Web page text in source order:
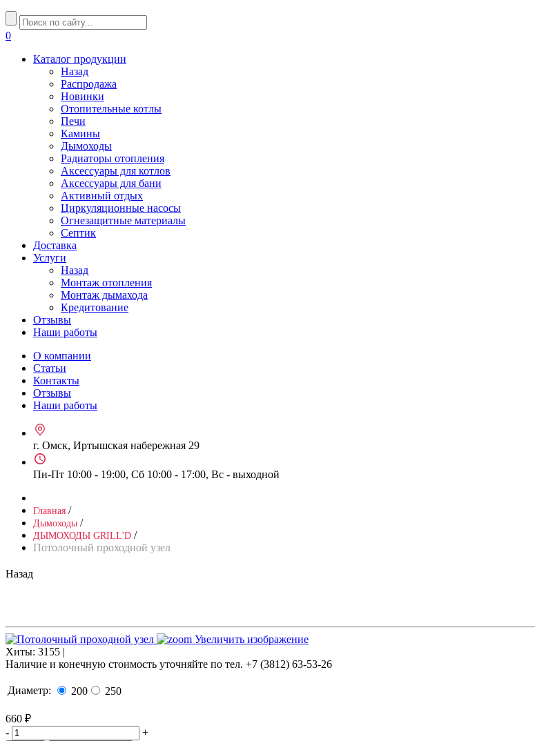
0
Каталог продукции
Назад
Распродажа
Новинки
Отопительные котлы
Печи
Камины
Дымоходы
Радиаторы отопления
Аксессуары для котлов
Аксессуары для бани
Активный отдых
Циркуляционные насосы
Огнезащитные материалы
Септик
Доставка
Услуги
Назад
Монтаж отопления
Монтаж дымахода
Кредитование
Отзывы
Наши работы
О компании
Статьи
Контакты
Отзывы
Наши работы
г. Омск, Иртышская набережная 29
Пн-Пт 10:00 - 19:00, Сб 10:00 - 17:00, Вс - выходной
Главная /
Дымоходы /
ДЫМОХОДЫ GRILL'D /
Потолочный проходной узел
Назад
Увеличить изображение
Хиты: 3155 |
Наличие и конечную стоимость уточняйте по тел. +7 (3812) 63-53-26
Диаметр: 200 250
660 ₽
-
+